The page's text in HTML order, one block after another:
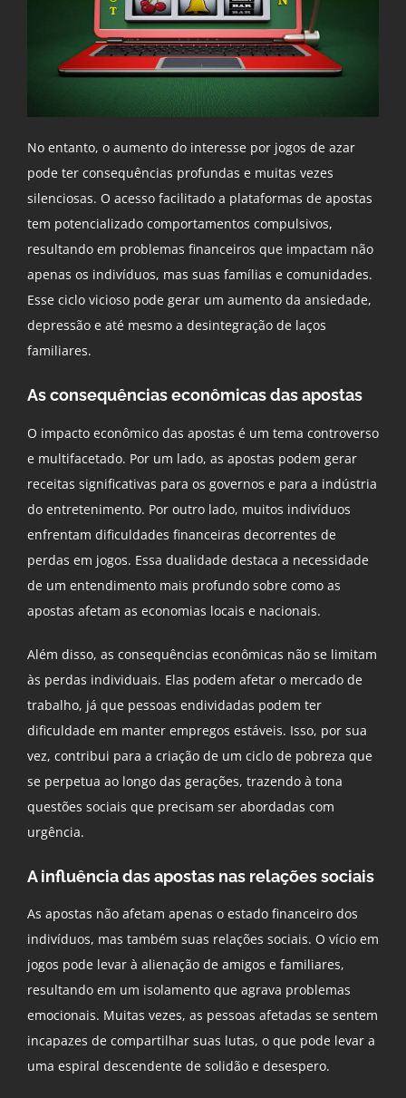
No entanto, o aumento do interesse por jogos de azar
pode ter consequências profundas e muitas vezes
silenciosas. O acesso facilitado a plataformas de apostas
tem potencializado comportamentos compulsivos,
resultando em problemas financeiros que impactam não
apenas os indivíduos, mas suas famílias e comunidades.
Esse ciclo vicioso pode gerar um aumento da ansiedade,
depressão e até mesmo a desintegração de laços
familiares.
As consequências econômicas das apostas
O impacto econômico das apostas é um tema controverso
e multifacetado. Por um lado, as apostas podem gerar
receitas significativas para os governos e para a indústria
do entretenimento. Por outro lado, muitos indivíduos
enfrentam dificuldades financeiras decorrentes de
perdas em jogos. Essa dualidade destaca a necessidade
de um entendimento mais profundo sobre como as
apostas afetam as economias locais e nacionais.
Além disso, as consequências econômicas não se limitam
às perdas individuais. Elas podem afetar o mercado de
trabalho, já que pessoas endividadas podem ter
dificuldade em manter empregos estáveis. Isso, por sua
vez, contribui para a criação de um ciclo de pobreza que
se perpetua ao longo das gerações, trazendo à tona
questões sociais que precisam ser abordadas com
urgência.
A influência das apostas nas relações sociais
As apostas não afetam apenas o estado financeiro dos
indivíduos, mas também suas relações sociais. O vício em
jogos pode levar à alienação de amigos e familiares,
resultando em um isolamento que agrava problemas
emocionais. Muitas vezes, as pessoas afetadas se sentem
incapazes de compartilhar suas lutas, o que pode levar a
uma espiral descendente de solidão e desespero.